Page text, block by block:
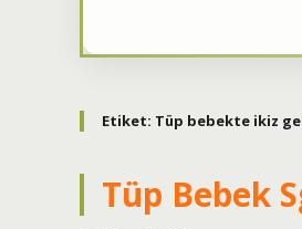
Etiket: Tüp bebekte ikiz
Tüp Bebek